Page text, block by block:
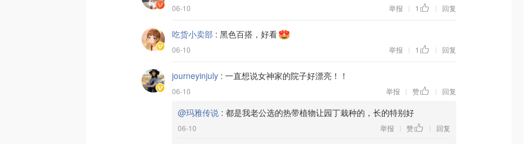
06-10 举报 | 1 | 回复
吃货小卖部 : 黑色百搭，好看
06-10 举报 | 1 | 回复
journeyinjuly : 一直想说女神家的院子好漂亮！！
06-10 举报 | 赞 | 回复
@玛雅传说 : 都是我老公选的热带植物让园丁栽种的，长的特别好
06-10 举报 | 赞 | 回复